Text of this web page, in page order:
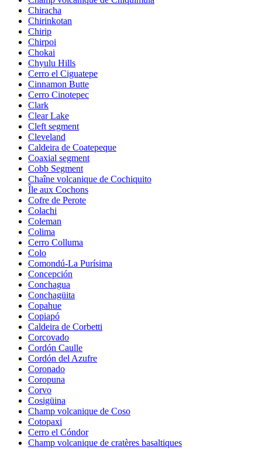
Chiracha
Chirinkotan
Chirip
Chirpoi
Chokai
Chyulu Hills
Cerro el Ciguatepe
Cinnamon Butte
Cerro Cinotepec
Clark
Clear Lake
Cleft segment
Cleveland
Caldeira de Coatepeque
Coaxial segment
Cobb Segment
Chaîne volcanique de Cochiquito
Île aux Cochons
Cofre de Perote
Colachi
Coleman
Colima
Cerro Colluma
Colo
Comondú-La Purísima
Concepción
Conchagua
Conchagüita
Copahue
Copiapó
Caldeira de Corbetti
Corcovado
Cordón Caulle
Cordón del Azufre
Coronado
Coropuna
Corvo
Cosigüina
Champ volcanique de Coso
Cotopaxi
Cerro el Cóndor
Champ volcanique de cratères basaltiques